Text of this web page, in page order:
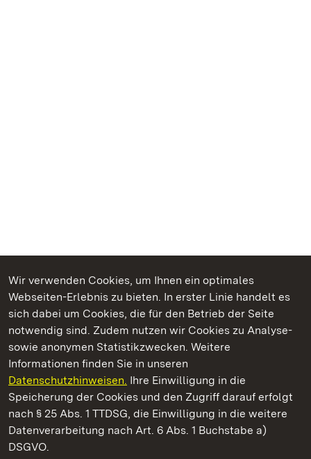
Wir verwenden Cookies, um Ihnen ein optimales
Webseiten-Erlebnis zu bieten. In erster Linie handelt es
sich dabei um Cookies, die für den Betrieb der Seite
notwendig sind. Zudem nutzen wir Cookies zu Analyse-
sowie anonymen Statistikzwecken. Weitere
Informationen finden Sie in unseren
Datenschutzhinweisen. Ihre Einwilligung in die
Speicherung der Cookies und den Zugriff darauf erfolgt
nach § 25 Abs. 1 TTDSG, die Einwilligung in die weitere
Datenverarbeitung nach Art. 6 Abs. 1 Buchstabe a)
DSGVO.
Kommen. Staunen. Genießen.
Burg Wäscherschloss
Staatliche Schlösser und Gärten Baden-Württemberg
Kontakt